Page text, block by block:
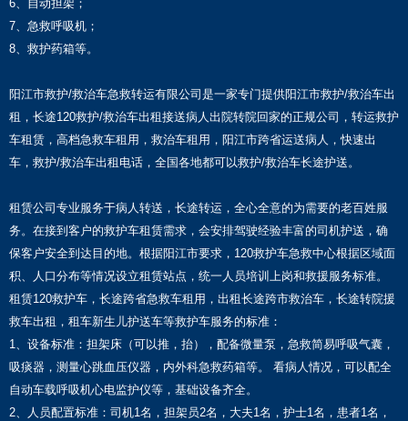
6、自动担架；
7、急救呼吸机；
8、救护药箱等。
阳江市救护/救治车急救转运有限公司是一家专门提供阳江市救护/救治车出
租，长途120救护/救治车出租接送病人出院转院回家的正规公司，转运救护
车租赁，高档急救车租用，救治车租用，阳江市跨省运送病人，快速出
车，救护/救治车出租电话，全国各地都可以救护/救治车长途护送。
租赁公司专业服务于病人转送，长途转运，全心全意的为需要的老百姓服
务。在接到客户的救护车租赁需求，会安排驾驶经验丰富的司机护送，确
保客户安全到达目的地。根据阳江市要求，120救护车急救中心根据区域面
积、人口分布等情况设立租赁站点，统一人员培训上岗和救援服务标准。
租赁120救护车，长途跨省急救车租用，出租长途跨市救治车，长途转院援
救车出租，租车新生儿护送车等救护车服务的标准：
1、设备标准：担架床（可以推，抬），配备微量泵，急救简易呼吸气囊，
吸痰器，测量心跳血压仪器，内外科急救药箱等。 看病人情况，可以配全
自动车载呼吸机心电监护仪等，基础设备齐全。
2、人员配置标准：司机1名，担架员2名，大夫1名，护士1名，患者1名，